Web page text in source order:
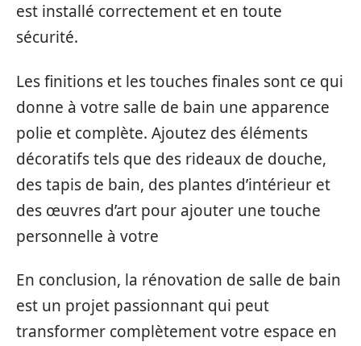
est installé correctement et en toute
sécurité.
Les finitions et les touches finales sont ce qui
donne à votre salle de bain une apparence
polie et complète. Ajoutez des éléments
décoratifs tels que des rideaux de douche,
des tapis de bain, des plantes d’intérieur et
des œuvres d’art pour ajouter une touche
personnelle à votre
En conclusion, la rénovation de salle de bain
est un projet passionnant qui peut
transformer complètement votre espace en